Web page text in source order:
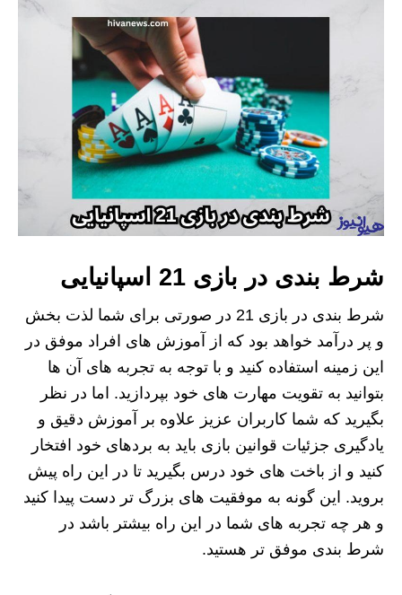
شرط بندی در بازی 21 اسپانیایی
شرط بندی در بازی 21 در صورتی برای شما لذت بخش
و پر درآمد خواهد بود که از آموزش های افراد موفق در
این زمینه استفاده کنید و با توجه به تجربه های آن ها
بتوانید به تقویت مهارت های خود بپردازید. اما در نظر
بگیرید که شما کاربران عزیز علاوه بر آموزش دقیق و
یادگیری جزئیات قوانین بازی باید به بردهای خود افتخار
کنید و از باخت های خود درس بگیرید تا در این راه پیش
بروید. این گونه به موفقیت های بزرگ تر دست پیدا کنید
و هر چه تجربه های شما در این راه بیشتر باشد در
شرط بندی موفق تر هستید.